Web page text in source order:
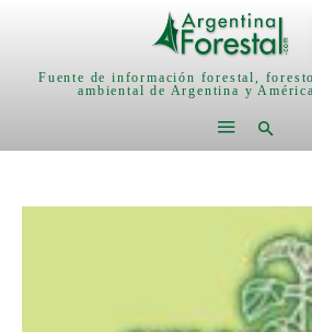
Fuente de información forestal,
ambiental de Argentina y